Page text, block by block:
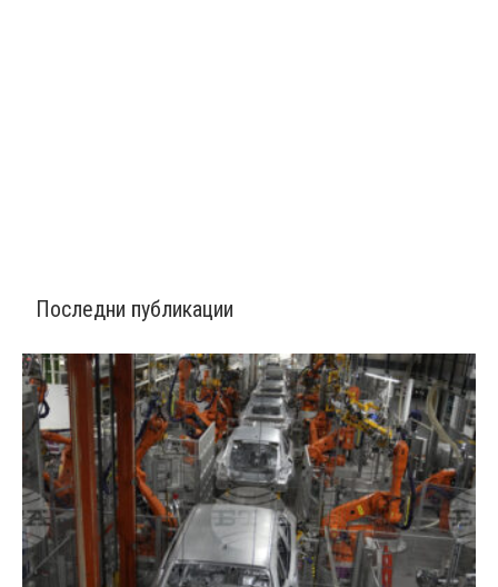
Последни публикации